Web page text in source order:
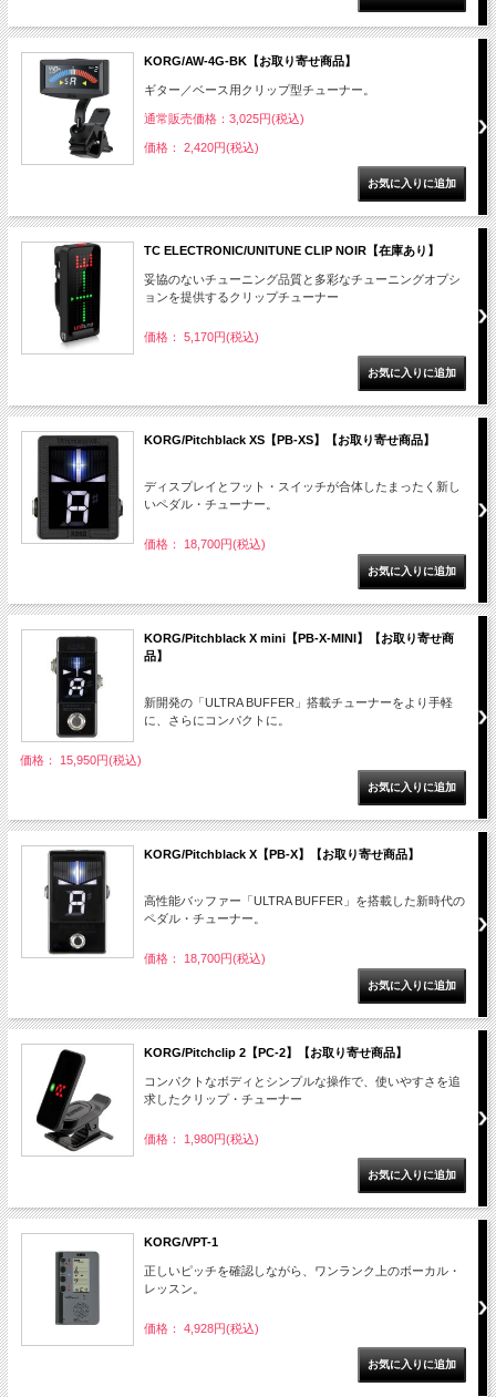
KORG/AW-4G-BK【お取り寄せ商品】
ギター／ベース用クリップ型チューナー。
通常販売価格：3,025円(税込)
価格： 2,420円(税込)
TC ELECTRONIC/UNITUNE CLIP NOIR【在庫あり】
妥協のないチューニング品質と多彩なチューニングオプシ
ョンを提供するクリップチューナー
価格： 5,170円(税込)
KORG/Pitchblack XS【PB-XS】【お取り寄せ商品】
ディスプレイとフット・スイッチが合体したまったく新し
いペダル・チューナー。
価格： 18,700円(税込)
KORG/Pitchblack X mini【PB-X-MINI】【お取り寄せ商
品】
新開発の「ULTRA BUFFER」搭載チューナーをより手軽
に、さらにコンパクトに。
価格： 15,950円(税込)
KORG/Pitchblack X【PB-X】【お取り寄せ商品】
高性能バッファー「ULTRA BUFFER」を搭載した新時代の
ペダル・チューナー。
価格： 18,700円(税込)
KORG/Pitchclip 2【PC-2】【お取り寄せ商品】
コンパクトなボディとシンプルな操作で、使いやすさを追
求したクリップ・チューナー
価格： 1,980円(税込)
KORG/VPT-1
正しいピッチを確認しながら、ワンランク上のボーカル・
レッスン。
価格： 4,928円(税込)